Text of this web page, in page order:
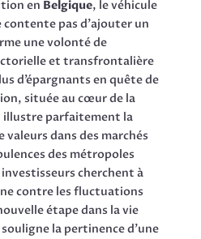
en Belgique, le véhicule
contente pas d’ajouter un
une volonté de
et transfrontalière
d’épargnants en quête de
située au cœur de la
illustre parfaitement la
dans des marchés
des métropoles
cherchent à
contre les fluctuations
étape dans la vie
la pertinence d’une